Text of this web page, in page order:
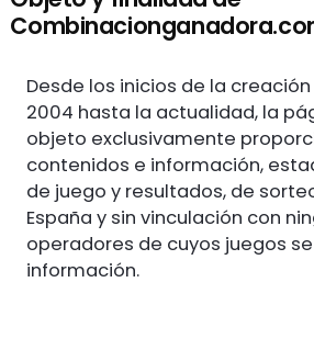
Desde los inicios de la
2004 hasta la actualidad, la
objeto exclusivamente
contenidos e información,
de juego y resultados, de
España y sin vinculación con
operadores de cuyos juegos
información.